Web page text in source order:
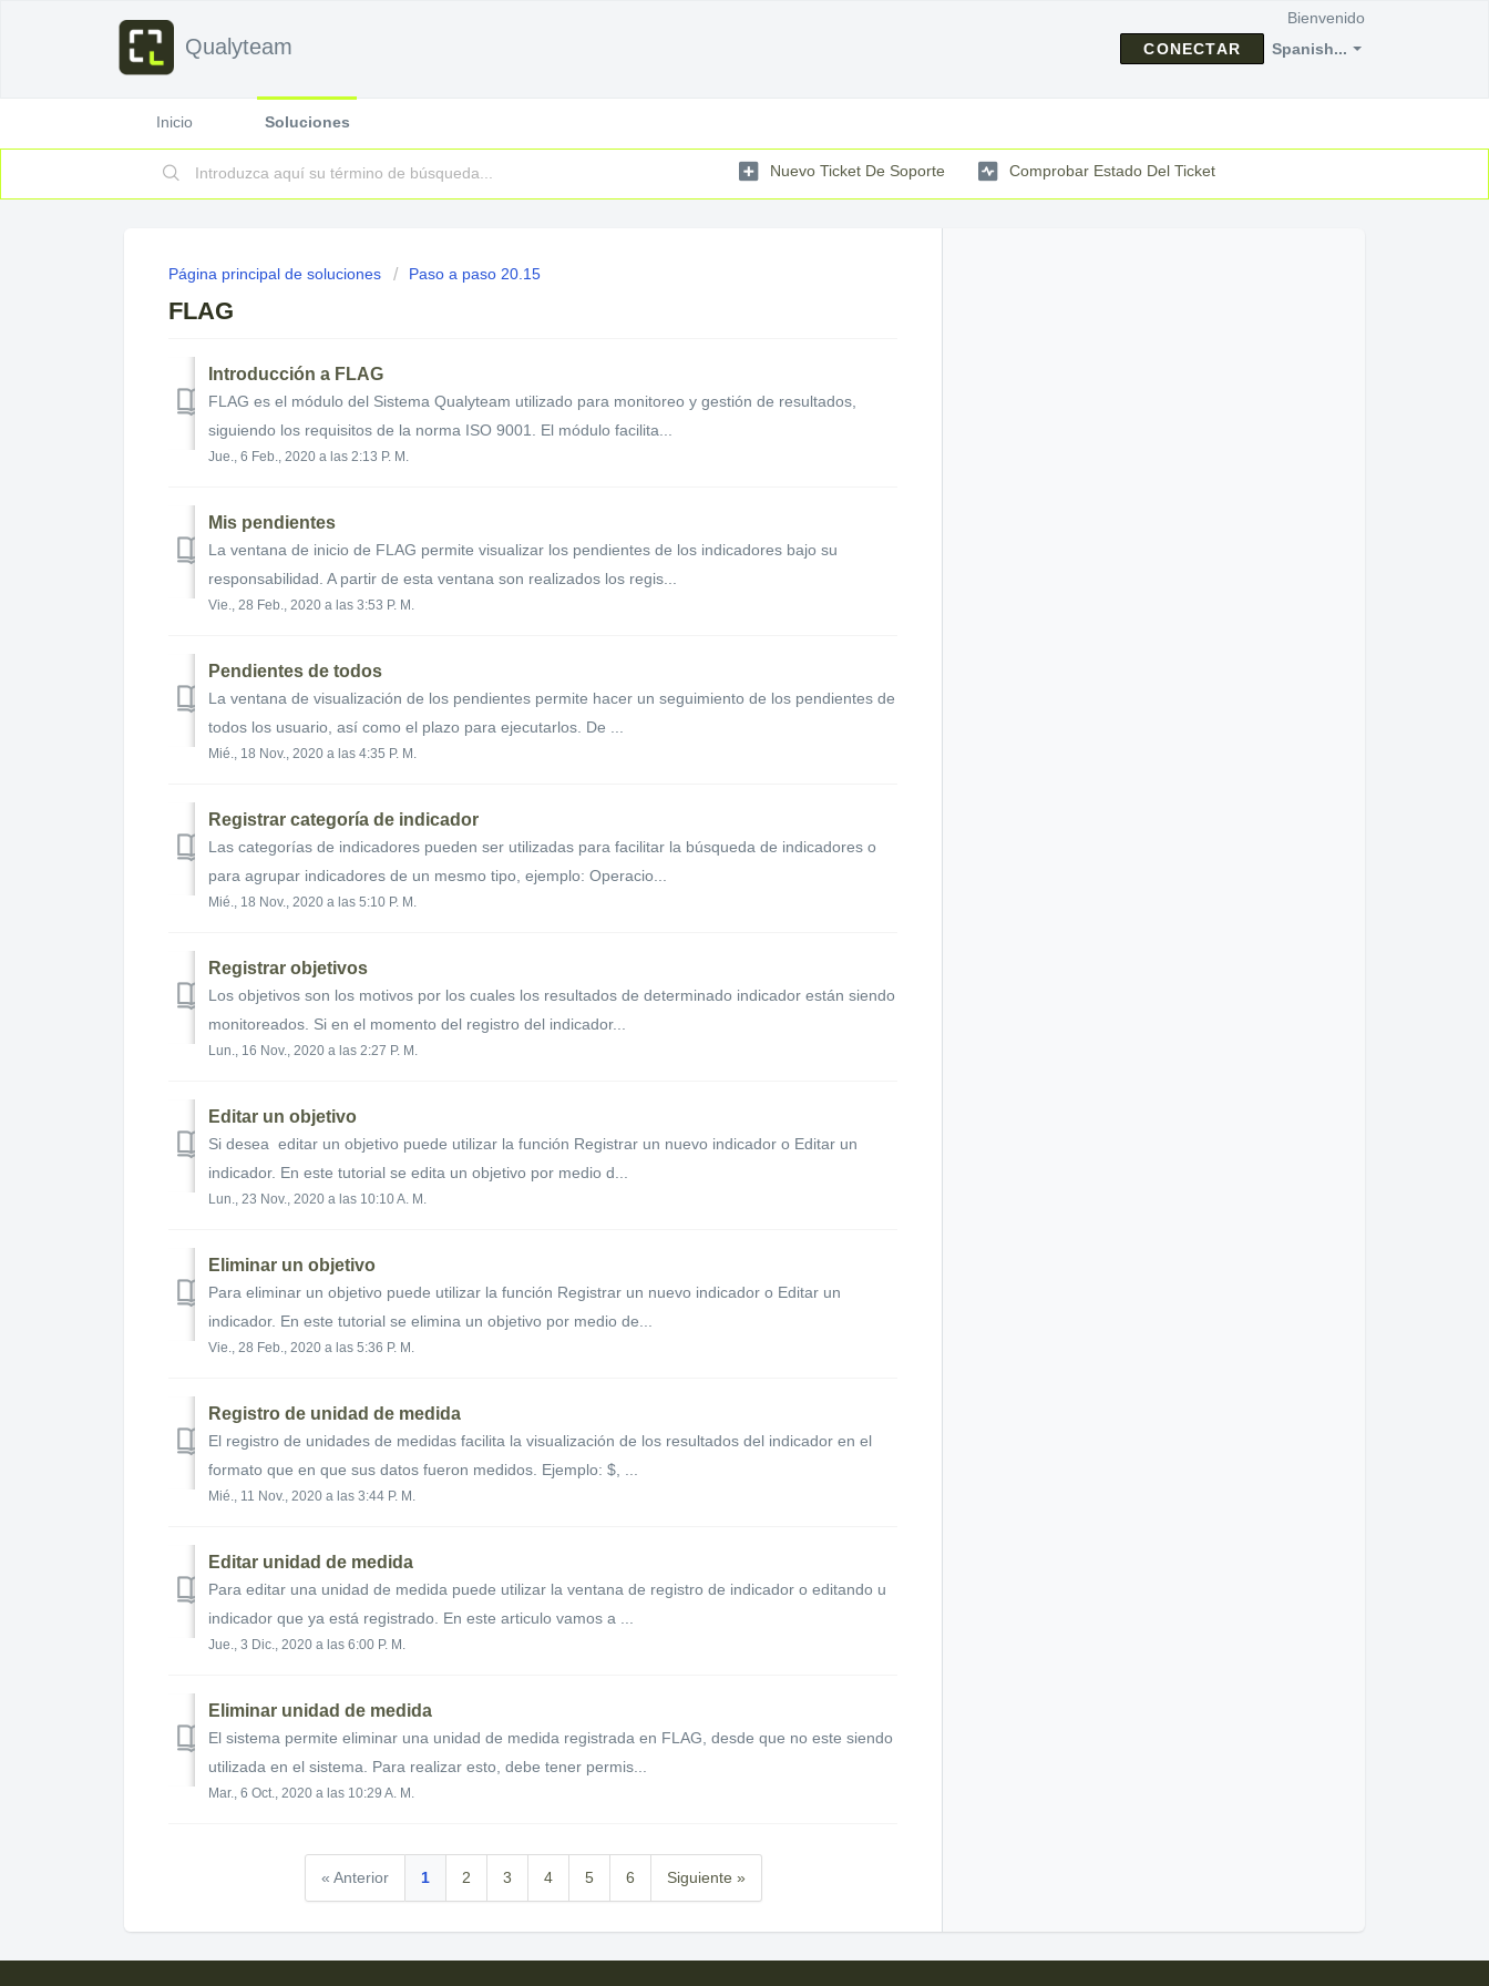
Qualyteam Spanish...
Bienvenido
CONECTAR
Inicio Soluciones
Nuevo Ticket De Soporte Comprobar Estado Del Ticket
Página principal de soluciones Paso a paso 20.15
FLAG
Introducción a FLAG
FLAG es el módulo del Sistema Qualyteam utilizado para monitoreo y gestión de resultados,
siguiendo los requisitos de la norma ISO 9001. El módulo facilita...
Jue., 6 Feb., 2020 a las 2:13 P. M.
Mis pendientes
La ventana de inicio de FLAG permite visualizar los pendientes de los indicadores bajo su
responsabilidad. A partir de esta ventana son realizados los regis...
Vie., 28 Feb., 2020 a las 3:53 P. M.
Pendientes de todos
La ventana de visualización de los pendientes permite hacer un seguimiento de los pendientes de
todos los usuario, así como el plazo para ejecutarlos. De ...
Mié., 18 Nov., 2020 a las 4:35 P. M.
Registrar categoría de indicador
Las categorías de indicadores pueden ser utilizadas para facilitar la búsqueda de indicadores o
para agrupar indicadores de un mesmo tipo, ejemplo: Operacio...
Mié., 18 Nov., 2020 a las 5:10 P. M.
Registrar objetivos
Los objetivos son los motivos por los cuales los resultados de determinado indicador están siendo
monitoreados. Si en el momento del registro del indicador...
Lun., 16 Nov., 2020 a las 2:27 P. M.
Editar un objetivo
Si desea editar un objetivo puede utilizar la función Registrar un nuevo indicador o Editar un
indicador. En este tutorial se edita un objetivo por medio d...
Lun., 23 Nov., 2020 a las 10:10 A. M.
Eliminar un objetivo
Para eliminar un objetivo puede utilizar la función Registrar un nuevo indicador o Editar un
indicador. En este tutorial se elimina un objetivo por medio de...
Vie., 28 Feb., 2020 a las 5:36 P. M.
Registro de unidad de medida
El registro de unidades de medidas facilita la visualización de los resultados del indicador en el
formato que en que sus datos fueron medidos. Ejemplo: $, ...
Mié., 11 Nov., 2020 a las 3:44 P. M.
Editar unidad de medida
Para editar una unidad de medida puede utilizar la ventana de registro de indicador o editando u
indicador que ya está registrado. En este articulo vamos a ...
Jue., 3 Dic., 2020 a las 6:00 P. M.
Eliminar unidad de medida
El sistema permite eliminar una unidad de medida registrada en FLAG, desde que no este siendo
utilizada en el sistema. Para realizar esto, debe tener permis...
Mar., 6 Oct., 2020 a las 10:29 A. M.
« Anterior 1 2 3 4 5 6 Siguiente »